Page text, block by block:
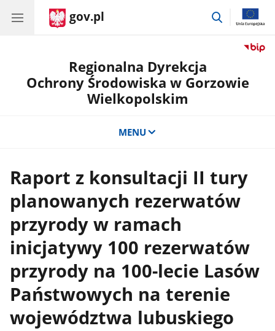
gov.pl
przejdź
Regionalna Dyrekcja
Ochrony Środowiska w Gorzowie
Wielkopolskim
MENU
Raport z konsultacji II tury
planowanych rezerwatów
przyrody w ramach
inicjatywy 100 rezerwatów
przyrody na 100-lecie Lasów
Państwowych na terenie
województwa lubuskiego